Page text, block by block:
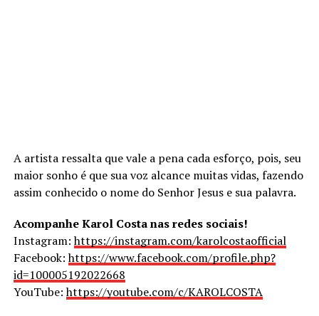
A artista ressalta que vale a pena cada esforço, pois, seu
maior sonho é que sua voz alcance muitas vidas, fazendo
assim conhecido o nome do Senhor Jesus e sua palavra.
Acompanhe Karol Costa nas redes sociais!
Instagram:https://instagram.com/karolcostaofficial
Facebook:https://www.facebook.com/profile.php?
id=100005192022668
YouTube:https://youtube.com/c/KAROLCOSTA